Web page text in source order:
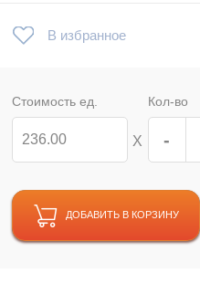
В избранное
Стоимость ед.
Х
Кол-во
-
ДОБАВИТЬ В КОРЗИНУ